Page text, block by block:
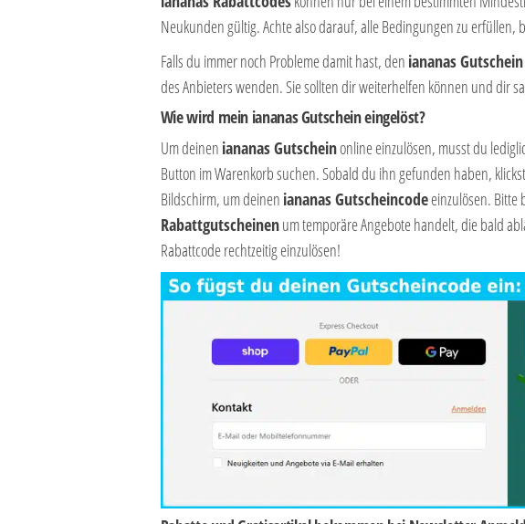
Neukunden gültig. Achte also darauf, alle Bedingungen zu erfüllen,
Falls du immer noch Probleme damit hast, den iananas Gutschein
des Anbieters wenden. Sie sollten dir weiterhelfen können und dir
Wie wird mein iananas Gutschein eingelöst?
Um deinen iananas Gutscheinonline einzulösen, musst du
Button im Warenkorb suchen. Sobald du ihn gefunden haben,
Bildschirm, um deinen iananas Gutscheincodeeinzulösen. Bitte
Rabattgutscheinenum temporäre Angebote handelt, die bald
Rabattcode rechtzeitig einzulösen!